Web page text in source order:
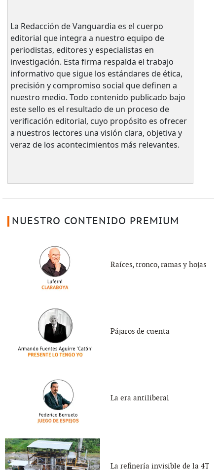
La Redacción de Vanguardia es el cuerpo
editorial que integra a nuestro equipo de
periodistas, editores y especialistas en
investigación. Esta firma respalda el trabajo
informativo que sigue los estándares de ética,
precisión y compromiso social que definen a
nuestro medio. Todo contenido publicado bajo
este sello es el resultado de un proceso de
verificación editorial, cuyo propósito es ofrecer
a nuestros lectores una visión clara, objetiva y
veraz de los acontecimientos más relevantes.
NUESTRO CONTENIDO PREMIUM
Raíces, tronco, ramas y hojas
Pájaros de cuenta
La era antiliberal
La refinería invisible de la 4T